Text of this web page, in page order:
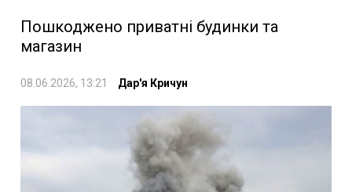
Пошкоджено приватні будинки та
магазин
08.06.2026, 13:21 Дар'я Кричун